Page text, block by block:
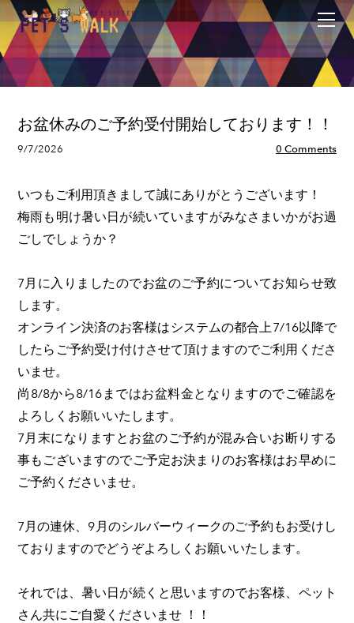
お盆休みのご予約受付開始しております！！
9/7/2026 0 Comments
いつもご利用頂きまして誠にありがとうございます！
梅雨も明け暑い日が続いていますがみなさまいかがお過
ごしでしょうか？
7月に入りましたのでお盆のご予約についてお知らせ致
します。
オンライン決済のお客様はシステムの都合上7/16以降で
したらご予約受け付けさせて頂けますのでご利用くださ
いませ。
尚8/8から8/16まではお盆料金となりますのでご確認を
よろしくお願いいたします。
7月末になりますとお盆のご予約が混み合いお断りする
事もございますのでご予定お決まりのお客様はお早めに
ご予約くださいませ。
7月の連休、9月のシルバーウィークのご予約もお受けし
ておりますのでどうぞよろしくお願いいたします。
それでは、暑い日が続くと思いますのでお客様、ペット
さん共にご自愛くださいませ ！！
トップ
ゴヨヤク
ツカイカタ
ヲシラセ
ワレワレ
サービス